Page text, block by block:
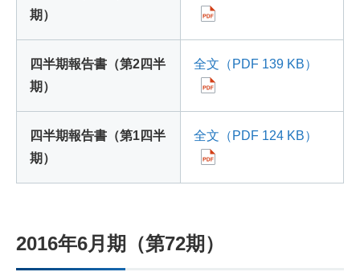
期）
四半期報告書（第2四半
期）
全文（PDF 139 KB）
四半期報告書（第1四半
期）
全文（PDF 124 KB）
2016年6月期（第72期）